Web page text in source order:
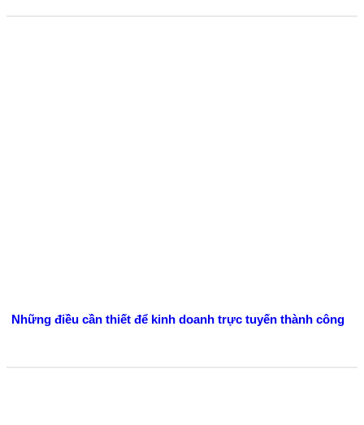
Những điều cần thiết để kinh doanh trực tuyến thành công